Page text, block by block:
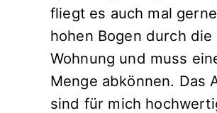
fliegt es auch mal
hohen Bogen durch die
Wohnung und muss
Menge abkönnen. Das
sind für mich